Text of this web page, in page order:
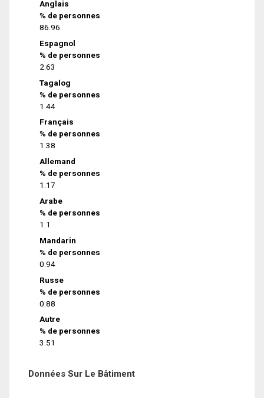
Anglais
% de personnes
86.96
Espagnol
% de personnes
2.63
Tagalog
% de personnes
1.44
Français
% de personnes
1.38
Allemand
% de personnes
1.17
Arabe
% de personnes
1.1
Mandarin
% de personnes
0.94
Russe
% de personnes
0.88
Autre
% de personnes
3.51
Données Sur Le Bâtiment